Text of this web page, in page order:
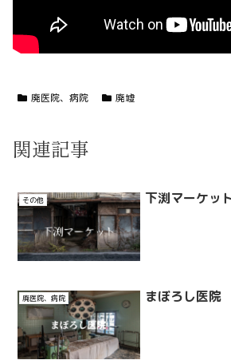
廃医院、病院 廃墟
関連記事
その他 下渕マーケッ
廃医院、病院 まぼろし医院